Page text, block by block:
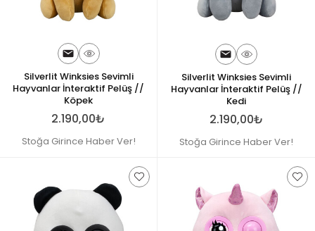
Silverlit Winksies Sevimli
Hayvanlar İnteraktif Pelüş //
Köpek
2.190,00₺
Stoğa Girince Haber Ver!
Silverlit Winksies Sevimli
Hayvanlar İnteraktif Pelüş //
Kedi
2.190,00₺
Stoğa Girince Haber Ver!